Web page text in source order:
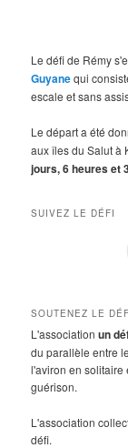
Le défi de Rémy
Guyanequi
escale et sans
Le départ a été
aux îles du Salut à
jours, 6 heures et
SUIVEZ LE DÉFI
SOUTENEZ LE
L'associationun
du parallèle entre
l'aviron en solitaire
guérison.
L'association
défi.